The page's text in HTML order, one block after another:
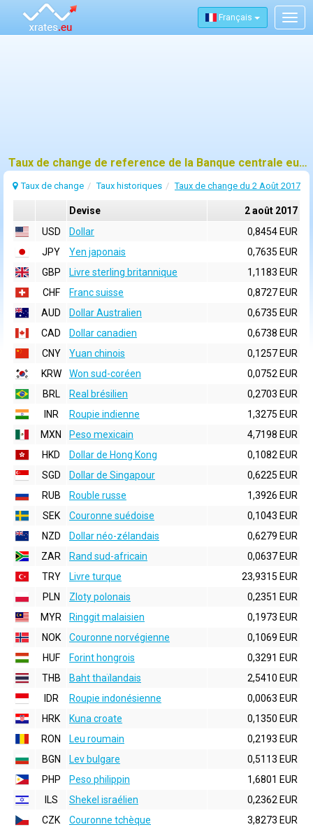
Français
Taux de change de reference de la Banque centrale europeenne (BCE) pour 2 août 2017
Taux de change Taux historiques Taux de change du 2 Août 2017
Devise
2 août 2017
USD
Dollar
0,8454 EUR
JPY
Yen japonais
0,7635 EUR
GBP
Livre sterling britannique
1,1183 EUR
CHF
Franc suisse
0,8727 EUR
AUD
Dollar Australien
0,6735 EUR
CAD
Dollar canadien
0,6738 EUR
CNY
Yuan chinois
0,1257 EUR
KRW
Won sud-coréen
0,0752 EUR
BRL
Real brésilien
0,2703 EUR
INR
Roupie indienne
1,3275 EUR
MXN
Peso mexicain
4,7198 EUR
HKD
Dollar de Hong Kong
0,1082 EUR
SGD
Dollar de Singapour
0,6225 EUR
RUB
Rouble russe
1,3926 EUR
SEK
Couronne suédoise
0,1043 EUR
NZD
Dollar néo-zélandais
0,6279 EUR
ZAR
Rand sud-africain
0,0637 EUR
TRY
Livre turque
23,9315 EUR
PLN
Zloty polonais
0,2351 EUR
MYR
Ringgit malaisien
0,1973 EUR
NOK
Couronne norvégienne
0,1069 EUR
HUF
Forint hongrois
0,3291 EUR
THB
Baht thaïlandais
2,5410 EUR
IDR
Roupie indonésienne
0,0063 EUR
HRK
Kuna croate
0,1350 EUR
RON
Leu roumain
0,2193 EUR
BGN
Lev bulgare
0,5113 EUR
PHP
Peso philippin
1,6801 EUR
ILS
Shekel israélien
0,2362 EUR
CZK
Couronne tchèque
3,8273 EUR